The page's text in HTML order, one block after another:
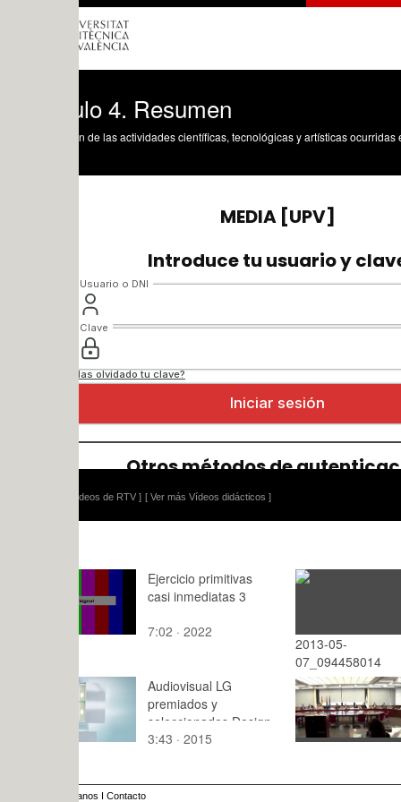
4. Resumen
de las actividades científicas, tecnológicas y artísticas ocurridas en los tres
[ Ver más Vídeos didácticos ]
Ejercicio primitivas
casi inmediatas 3
7:02 · 2022
07_094458014
Audiovisual LG
premiados y
seleccionados Design
Contest
3:43 · 2015
Consejo
3:48 · 2024